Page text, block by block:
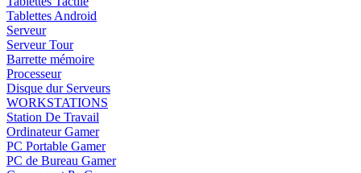
Tablettes Android
Serveur
Serveur Tour
Barrette mémoire
Processeur
Disque dur Serveurs
WORKSTATIONS
Station De Travail
Ordinateur Gamer
PC Portable Gamer
PC de Bureau Gamer